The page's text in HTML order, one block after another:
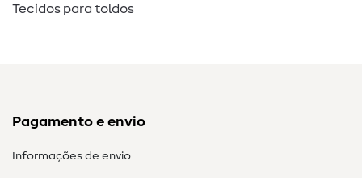
Tecidos para toldos
Pagamento e envio
Informações de envio